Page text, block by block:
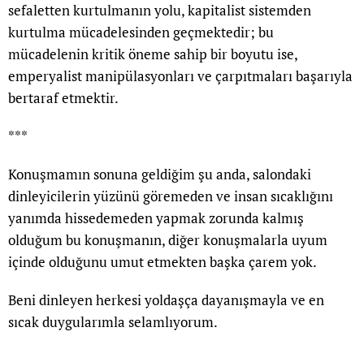
sefaletten kurtulmanın yolu, kapitalist sistemden
kurtulma mücadelesinden geçmektedir; bu
mücadelenin kritik öneme sahip bir boyutu ise,
emperyalist manipülasyonları ve çarpıtmaları başarıyla
bertaraf etmektir.
***
Konuşmamın sonuna geldiğim şu anda, salondaki
dinleyicilerin yüzünü göremeden ve insan sıcaklığını
yanımda hissedemeden yapmak zorunda kalmış
olduğum bu konuşmanın, diğer konuşmalarla uyum
içinde olduğunu umut etmekten başka çarem yok.
Beni dinleyen herkesi yoldaşça dayanışmayla ve en
sıcak duygularımla selamlıyorum.